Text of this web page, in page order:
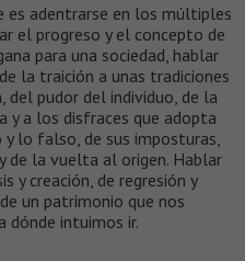
es adentrarse en los múltiples
el progreso y el concepto de
para una sociedad, hablar
la traición a unas tradiciones
del pudor del individuo, de la
y a los disfraces que adopta
lo falso, de sus imposturas,
de la vuelta al origen. Hablar
y creación, de regresión y
un patrimonio que nos
dónde intuimos ir.